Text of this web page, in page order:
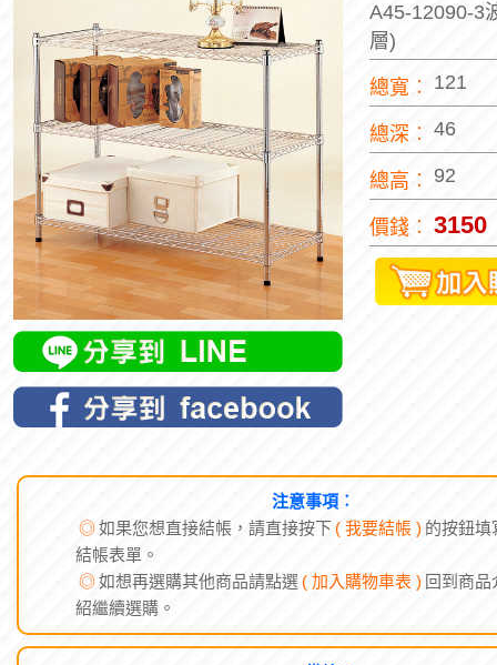
A45-12090-3
層)
總寬︰ 121
總深︰ 46
總高︰ 92
價錢︰ 3150
注意事項︰
◎如果您想直接結帳，請直接按下 ( 我要結帳 ) 的按鈕填
結帳表單。
◎如想再選購其他商品請點選 ( 加入購物車表 ) 回到商品
紹繼續選購。